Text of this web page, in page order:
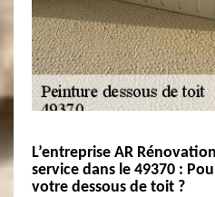
L’entreprise AR
service dans le 49370 :
votre dessous de toit ?